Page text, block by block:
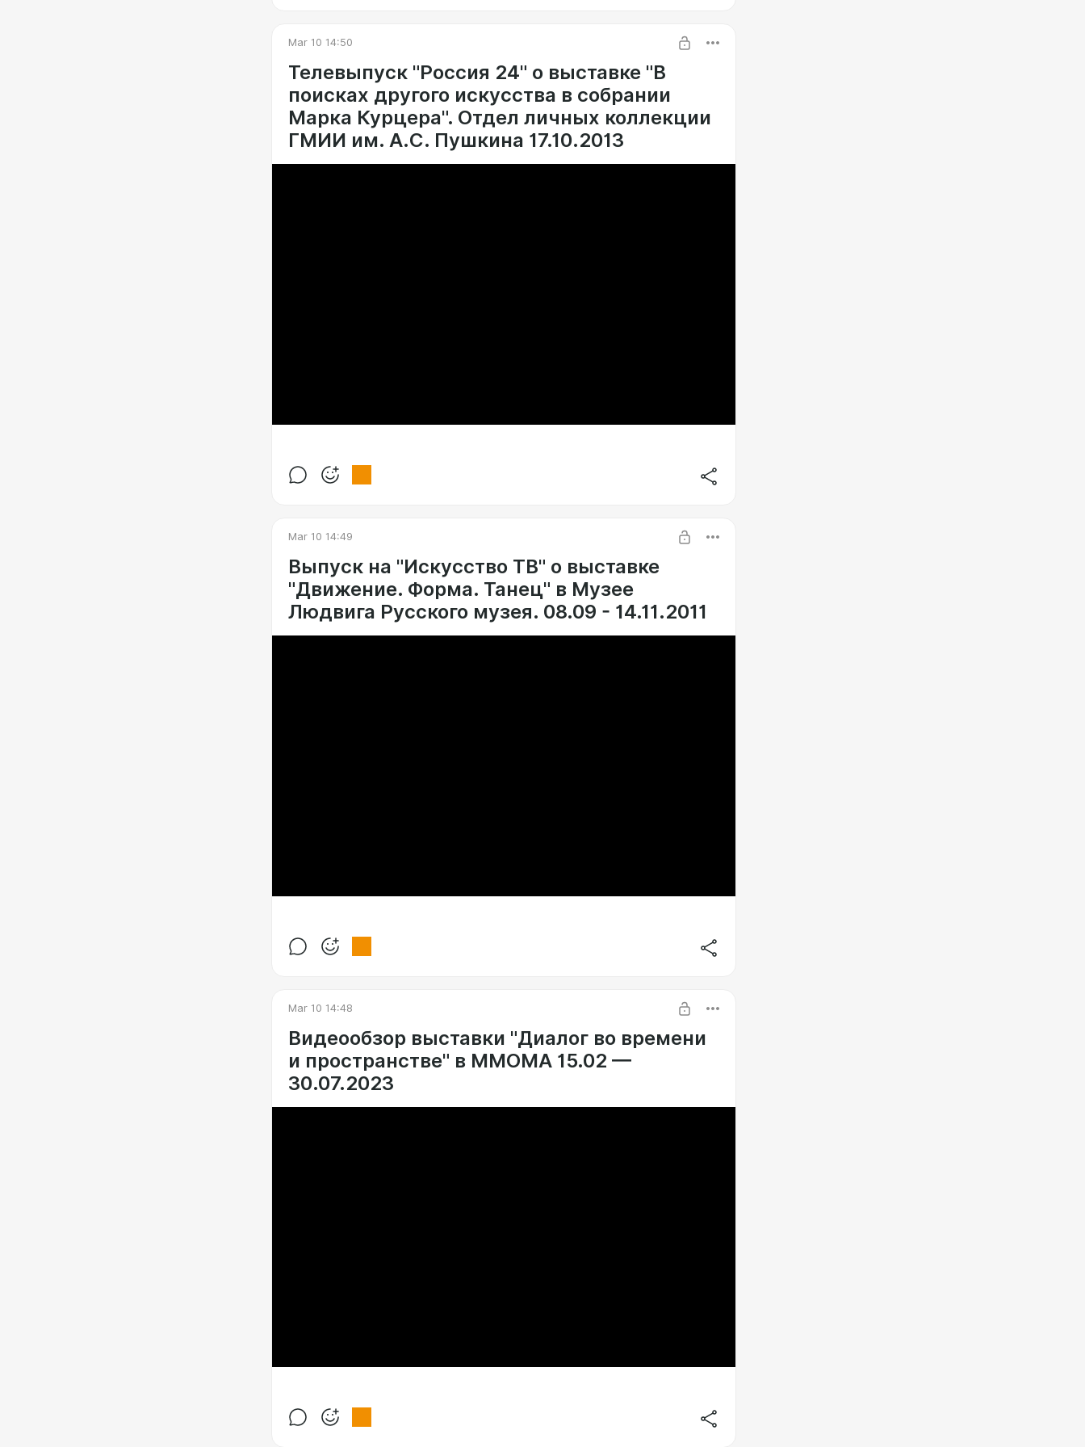
Mar 10 14:50
Телевыпуск "Россия 24" о выставке "В
поисках другого искусства в собрании
Марка Курцера". Отдел личных коллекции
ГМИИ им. А.С. Пушкина 17.10.2013
Mar 10 14:49
Выпуск на "Искусство ТВ" о выставке
"Движение. Форма. Танец" в Музее
Людвига Русского музея. 08.09 - 14.11.2011
Mar 10 14:48
Видеообзор выставки "Диалог во времени
и пространстве" в ММОМА 15.02 —
30.07.2023